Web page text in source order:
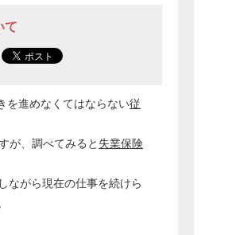
て
を進めなくてはならない従
が、調べてみると 失業保険
ながら現在の仕事を続けら